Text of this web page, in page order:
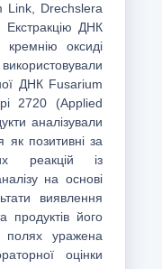
Link, Drechslera
ДНК
кремнію оксиді
ДНК Fusarium
2720 (Applied
аналізували
як позитивні за
реакцій із
на основі
виявлення
продуктів його
полях уражена
оцінки